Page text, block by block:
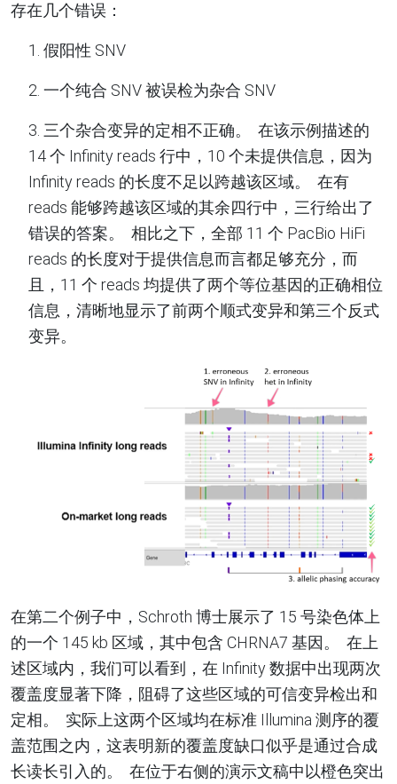
存在几个错误 ：
1. 假阳性 SNV
2. 一个纯合 SNV被误检为杂合 SNV
3. 三个杂合变异的定相不正确。
在该示例描述的
14 个 Infinity reads 行中，10 个未提供信息，因为
Infinity reads 的长度不足以跨越该区域。
在有
reads 能够跨越该区域的其余四行中，三行给出了
错误的答案。 相比之下，全部 11 个 PacBio HiFi
reads 的长度对于提供信息而言都足够充分，而
且，11 个 reads 均提供了两个等位基因的正确相位
信息，清晰地显示了前两个顺式变异和第三个反式
变异。
在第二个例子中，Schroth 博士展示了 15 号染色体上
的一个 145 kb 区域，其中包含 CHRNA7 基因。
在上
述区域内，我们可以看到，在 Infinity数据中出现两次
覆盖度显著下降，阻碍了这些区域的可信变异检出和
定相。 实际上这两个区域均在标准 Illumina测序的覆
盖范围之内，这表明新的覆盖度缺口似乎是通过合成
长读长引入的。
在位于右侧的演示文稿中以橙色突出